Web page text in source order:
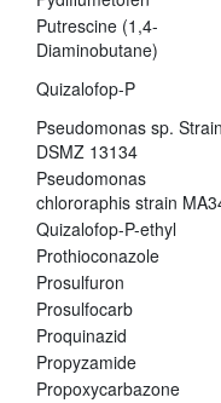
Putrescine (1,4-
Diaminobutane)
Quizalofop-P
Pseudomonas sp. Strain
DSMZ 13134
Pseudomonas
chlororaphis strain
Quizalofop-P-ethyl
Prothioconazole
Prosulfuron
Prosulfocarb
Proquinazid
Propyzamide
Propoxycarbazone